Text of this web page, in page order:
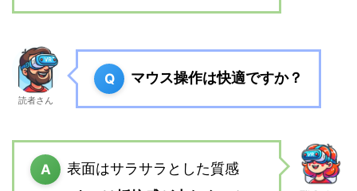
読者さん
Q マウス操作は快適ですか？
A
表面はサラサラとした質感